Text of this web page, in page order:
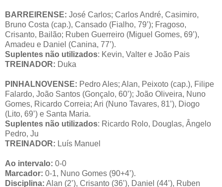
BARREIRENSE: José Carlos; Carlos André, Casimiro,
Bruno Costa (cap.), Cansado (Fialho, 79’); Fragoso,
Crisanto, Bailão; Ruben Guerreiro (Miguel Gomes, 69’),
Amadeu e Daniel (Canina, 77’).
Suplentes não utilizados: Kevin, Valter e João Pais
TREINADOR: Duka
PINHALNOVENSE: Pedro Ales; Alan, Peixoto (cap.), Filipe
Falardo, João Santos (Gonçalo, 60’); João Oliveira, Nuno
Gomes, Ricardo Correia; Ari (Nuno Tavares, 81’), Diogo
(Lito, 69’) e Santa Maria.
Suplentes não utilizados: Ricardo Rolo, Douglas, Ângelo
Pedro, Ju
TREINADOR: Luís Manuel
Ao intervalo: 0-0
Marcador: 0-1, Nuno Gomes (90+4’).
Disciplina: Alan (2’), Crisanto (36’), Daniel (44’), Ruben